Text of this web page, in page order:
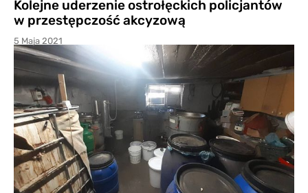
Kolejne uderzenie ostrołęckich policjantów
w przestępczość akcyzową
5 Maja 2021